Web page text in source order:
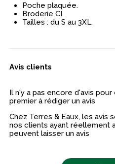
Poche plaquée.
Broderie CI.
Tailles : du S au 3XL.
Avis clients
Il n'y a pas encore d'avis
premier à rédiger un avis
Chez Terres & Eaux, les avis
nos clients ayant réellement
peuvent laisser un avis